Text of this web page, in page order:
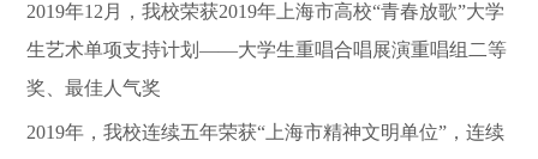
2019年12月，我校荣获2019年上海市高校“青春放歌”大学
生艺术单项支持计划——大学生重唱合唱展演重唱组二等
奖、最佳人气奖
2019年，我校连续五年荣获“上海市精神文明单位”，连续